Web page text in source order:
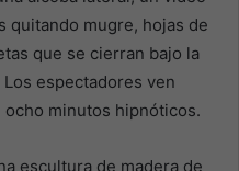
quitando mugre, hojas de
que se cierran bajo la
espectadores ven
minutos hipnóticos.
escultura de madera de